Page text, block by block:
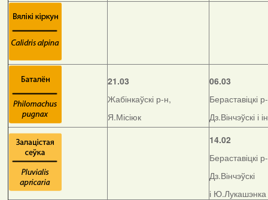
21.03
Жабінкаўскі р-н,
Я.Місіюк
06.03
Бераставіцкі
Дз.Вінчэўскі і
14.02
Бераставіцкі
Дз.Вінчэўскі
і Ю.Лукашэнка